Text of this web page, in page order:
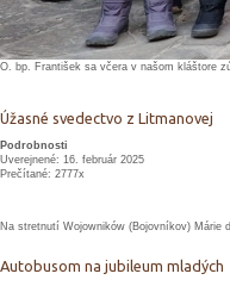
O. bp. František sa včera v našom kláštore
Úžasné svedectvo z Litmanovej
Podrobnosti
Uverejnené: 16. február 2025
Prečítané: 2777x
Na stretnutí Wojowników (Bojovníkov) Márie
Autobusom na jubileum mladých